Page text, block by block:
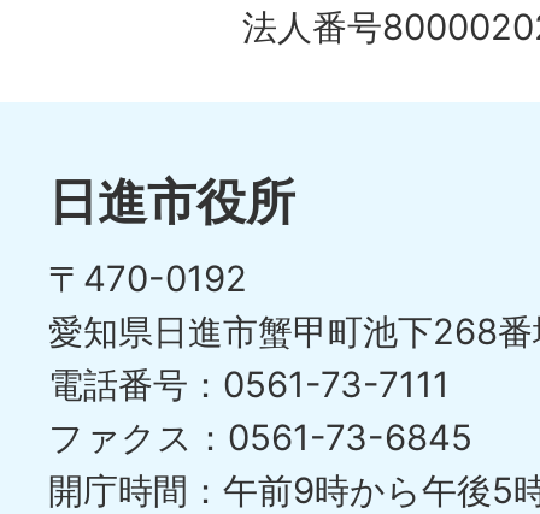
法人番号
日進市役所
〒470-0192
愛知県日進市蟹甲町池下268
電話番号：0561-73-7111
ファクス：0561-73-6845
開庁時間：午前9時から午後5